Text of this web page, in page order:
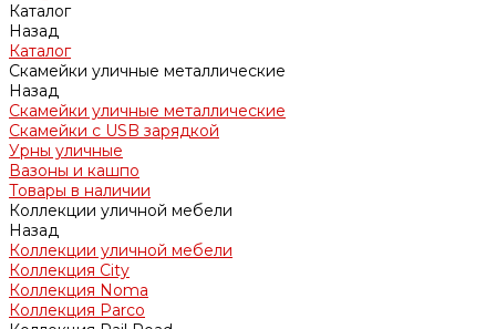
Каталог
Назад
Каталог
Скамейки уличные металлические
Назад
Скамейки уличные металлические
Скамейки с USB зарядкой
Урны уличные
Вазоны и кашпо
Товары в наличии
Коллекции уличной мебели
Назад
Коллекции уличной мебели
Коллекция City
Коллекция Noma
Коллекция Parco